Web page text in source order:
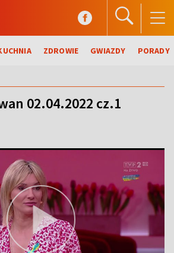
ZDROWIE GWIAZDY PORADY
02.04.2022 cz.1